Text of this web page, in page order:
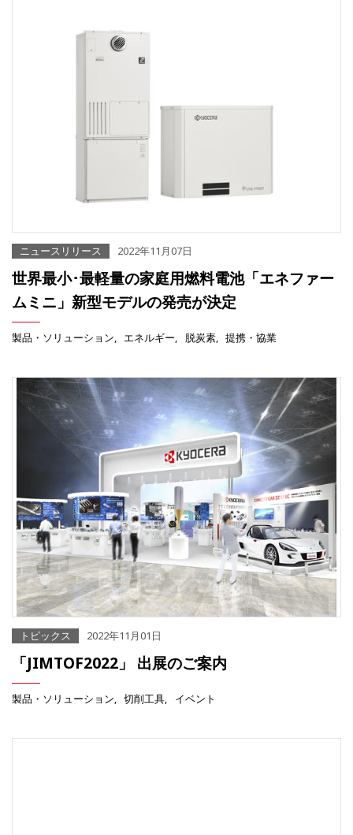
ニュースリリース 2022年11月07日
世界最小･最軽量の家庭用燃料電池「エネファー
ムミニ」新型モデルの発売が決定
製品・ソリューション エネルギー 脱炭素 提携・協業
トピックス 2022年11月01日
「JIMTOF2022」 出展のご案内
製品・ソリューション 切削工具 イベント